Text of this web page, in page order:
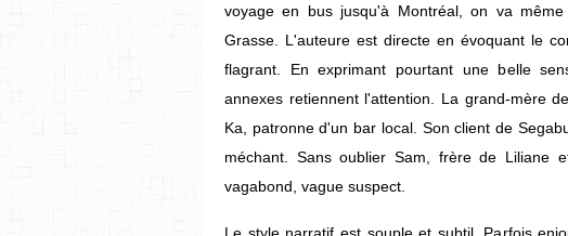
voyage en bus jusqu'à Montréal, on va
Grasse. L'auteure est directe en évoquant le
flagrant. En exprimant pourtant une belle
annexes retiennent l'attention. La grand-mère
Ka, patronne d'un bar local. Son client de
méchant. Sans oublier Sam, frère de Liliane
vagabond, vague suspect.
Le style narratif est souple et subtil. Parfois